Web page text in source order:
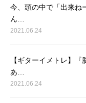
今、頭の中で「出来ね
ん…
2021.06.24
【ギターイメトレ】
あ…
2021.06.24